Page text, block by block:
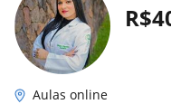
Aulas online